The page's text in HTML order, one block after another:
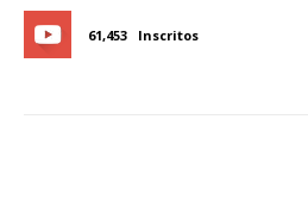
61,453 Inscritos